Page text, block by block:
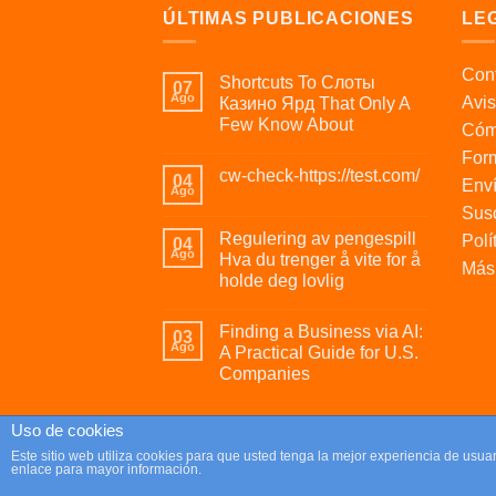
ÚLTIMAS PUBLICACIONES
07
Ago
Shortcuts To Слоты
Казино Ярд That Only A
Few Know About
04
Ago
cw-check-https://test.com/
04
Ago
Regulering av pengespill
Hva du trenger å vite for å
holde deg lovlig
03
Ago
Finding a Business via AI:
A Practical Guide for U.S.
Companies
Copyright 2026 ©Parafrikis.com
Tienda de regalos originales y muy frikis.
Uso de cookies
Este sitio web utiliza cookies para que usted tenga la mejor experiencia de
enlace para mayor información.